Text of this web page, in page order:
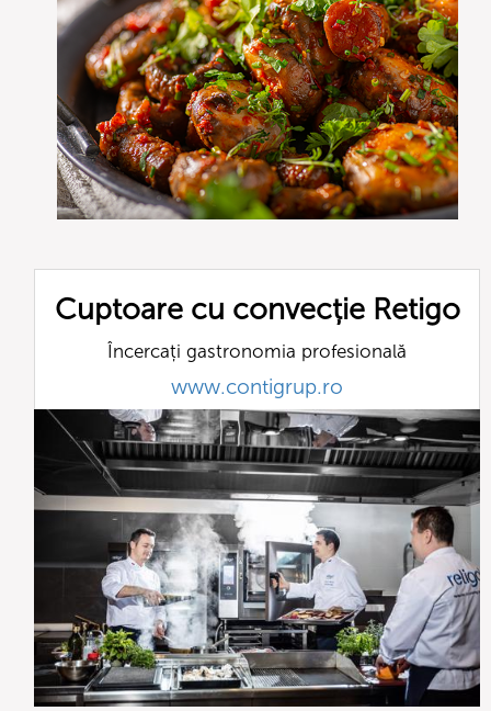
Cuptoare cu convecție Retigo
Încercați gastronomia profesională
www.contigrup.ro